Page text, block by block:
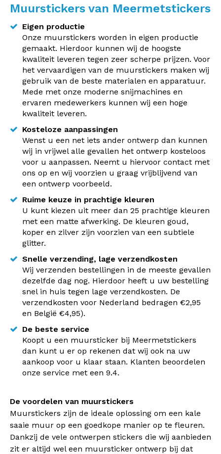
Muurstickers van Meermetstickers
Eigen productie
Onze muurstickers worden in eigen productie
gemaakt. Hierdoor kunnen wij de hoogste
kwaliteit leveren tegen zeer scherpe prijzen. Voor
het vervaardigen van de muurstickers maken wij
gebruik van de beste materialen en apparatuur.
Mede met onze moderne snijmachines en
ervaren medewerkers kunnen wij een hoge
kwaliteit leveren.
Kosteloze aanpassingen
Wenst u een net iets ander ontwerp dan kunnen
wij in vrijwel alle gevallen het ontwerp kosteloos
voor u aanpassen. Neemt u hiervoor contact met
ons op en wij voorzien u graag vrijblijvend van
een ontwerp voorbeeld.
Ruime keuze in prachtige kleuren
U kunt kiezen uit meer dan 25 prachtige kleuren
met een matte afwerking. De kleuren goud,
koper en zilver zijn voorzien van een subtiele
glitter.
Snelle verzending, lage verzendkosten
Wij verzenden bestellingen in de meeste gevallen
dezelfde dag nog. Hierdoor heeft u uw bestelling
snel in huis tegen lage verzendkosten. De
verzendkosten voor Nederland bedragen €2,95
en België €4,95).
De beste service
Koopt u een muursticker bij Meermetstickers
dan kunt u er op rekenen dat wij ook na uw
aankoop voor u klaar staan. Klanten beoordelen
onze service met een 9.4.
De voordelen van muurstickers
Muurstickers zijn de ideale oplossing om een kale
saaie muur op een goedkope manier op te fleuren.
Dankzij de vele ontwerpen stickers die wij aanbieden
zit er altijd wel een muursticker ontwerp bij dat